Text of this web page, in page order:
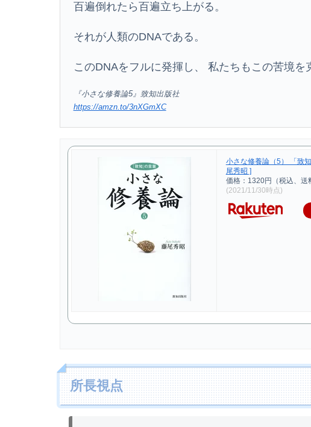
百遍倒れたら百遍立ち上がる。
それが人類のDNAである。
このDNAをフルに発揮し、 私たちもこの苦境を
『小さな修養論5』致知出版社
https://amzn.to/3nXGmXC
小さな修養論（5） 「致
尾秀昭 ]
価格：1320円（税込、送
(2021/11/30時点)
所長視点